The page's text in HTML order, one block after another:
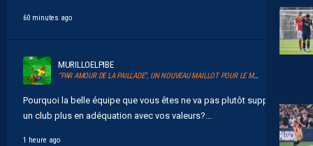
60 minutes ago
MURILLOELPIBE
“PAR AMOUR DE LA PAILLADE”, UN NOUVEAU MAILLOT POUR LE MHSC
Pourquoi la belle équipe que vous êtes ne va pas plutôt supporter
un club plus en adéquation avec vos valeurs?...
1 heure ago